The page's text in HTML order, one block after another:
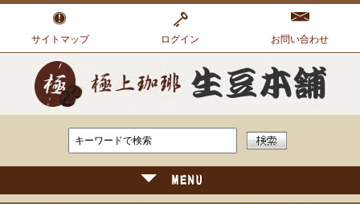
サイトマップ ログイン お問い合わせ